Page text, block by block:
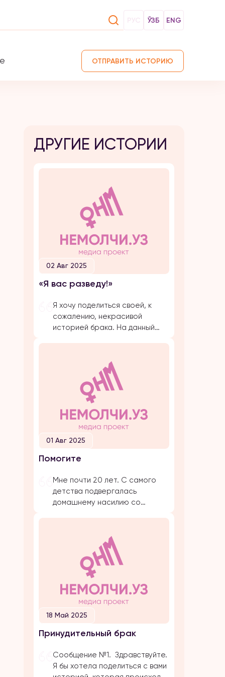
РУС ЎЗБ ENG
ОТПРАВИТЬ ИСТОРИЮ
ДРУГИЕ ИСТОРИИ
02 Авг 2025
«Я вас разведу!»
Я хочу поделиться своей, к
сожалению, некрасивой
историей брака. На данный
подвергаюсь публичной
травле, оскорблениям и
обвинениям в убийстве брата
своего супруга. Расскажу все
с начала… Я вышла замуж по
большой любви. Супруг меня
добивался несколько лет,
затем мы встречались почти 5
лет и он мне сделал
предложение. Мы […]
01 Авг 2025
Помогите
Мне почти 20 лет. С самого
детства подвергалась
домашнему насилию со
Было очень много плохих
событий, когда меня сильно
избивал папа. Даже не знаю с
чего начать. Самое страшное
и обидное, они абсолютно все
свои действия прикрывают
религией. Мол, это для нашего
блага. Однако, этого блага
совершенно нет […]
18 Май 2025
Принудительный брак
Сообщение №1. Здравствуйте.
Я бы хотела поделиться с вами